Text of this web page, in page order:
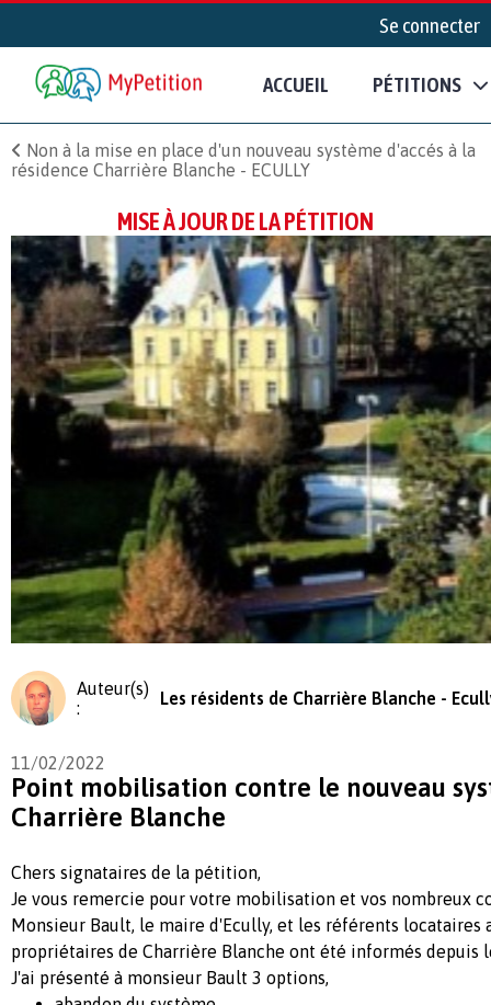
Se connecter
ACCUEIL PÉTITIONS
Non à la mise en place d'un nouveau système d'accés à la
résidence Charrière Blanche - ECULLY
MISE À JOUR DE LA PÉTITION
Auteur(s)
:
Les résidents de Charrière Blanche -
11/02/2022
Point mobilisation contre le nouveau
Charrière Blanche
Chers signataires de la pétition,
Je vous remercie pour votre mobilisation et vos nombreux
Monsieur Bault, le maire d'Ecully, et les référents locataires
propriétaires de Charrière Blanche ont été informés depuis
J'ai présenté à monsieur Bault 3 options,